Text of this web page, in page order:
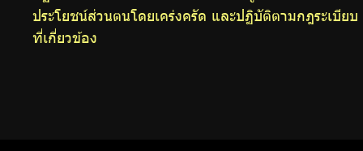
ประโยชน์ส่วนตนโดยเคร่งครัด และปฏิบัติตามกฎระเบียบ
ที่เกี่ยวข้อง